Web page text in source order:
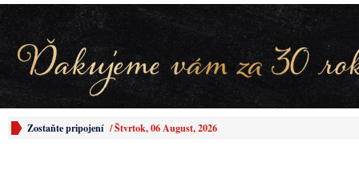
Zostaňte pripojení /Štvrtok, 06 August, 2026